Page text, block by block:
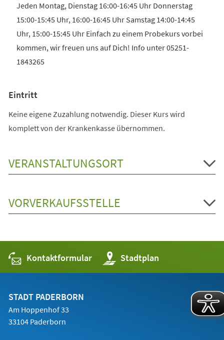
Jeden Montag, Dienstag 16:00-16:45 Uhr Donnerstag
15:00-15:45 Uhr, 16:00-16:45 Uhr Samstag 14:00-14:45
Uhr, 15:00-15:45 Uhr Einfach zu einem Probekurs vorbei
kommen, wir freuen uns auf Dich! Info unter 05251-
1843265
Eintritt
Keine eigene Zuzahlung notwendig. Dieser Kurs wird
komplett von der Krankenkasse übernommen.
VERANSTALTUNGSORT
VORVERKAUFSSTELLE
Kontaktformular Stadtplan
(Öffnet
in
einem
STADT PADERBORN
Am Hoppenhof 33
33104 Paderborn